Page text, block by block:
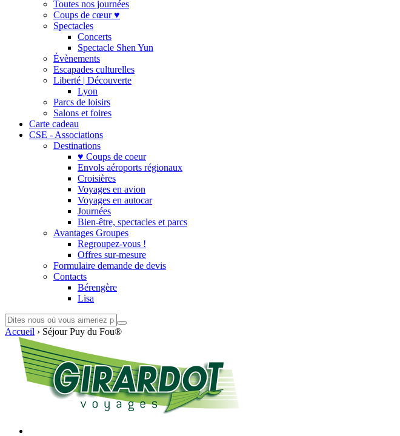
Toutes nos journées
Coups de cœur ♥
Spectacles
Concerts
Spectacle Shen Yun
Évènements
Escapades culturelles
Liberté | Découverte
Lyon
Parcs de loisirs
Salons et foires
Carte cadeau
CSE - Associations
Destinations
♥ Coups de coeur
Envols aéroports régionaux
Croisières
Voyages en avion
Voyages en autocar
Journées
Bien-être, spectacles et parcs
Avantages Groupes
Regroupez-vous !
Offres sur-mesure
Formulaire demande de devis
Contacts
Bérengère
Lisa
Accueil › Séjour Puy du Fou®